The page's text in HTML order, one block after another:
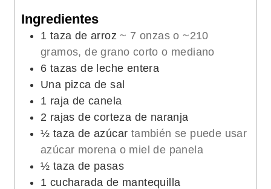
Ingredientes
1 taza de arroz ~ 7 onzas o ~210
gramos, de grano corto o mediano
6 tazas de leche entera
Una pizca de sal
1 raja de canela
2 rajas de corteza de naranja
½ taza de azúcar también se puede usar
azúcar morena o miel de panela
½ taza de pasas
1 cucharada de mantequilla